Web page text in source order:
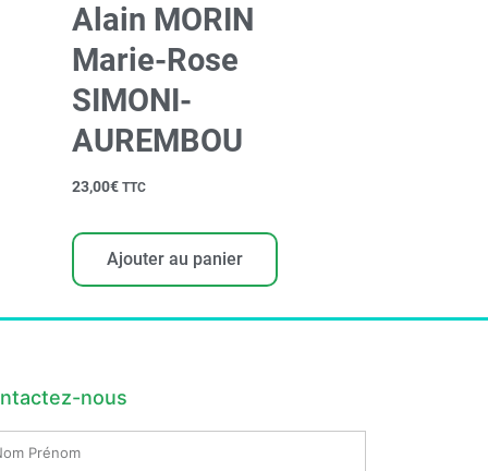
Alain MORIN
Marie-Rose
SIMONI-
AUREMBOU
23,00€ TTC
Ajouter au panier
nous